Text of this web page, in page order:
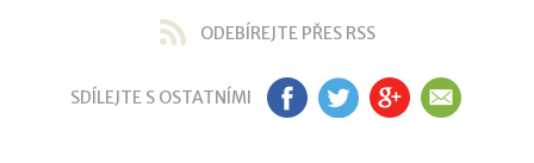
ODEBÍREJTE PŘES RSS
SDÍLEJTE S OSTATNÍMI FB TW GP EM